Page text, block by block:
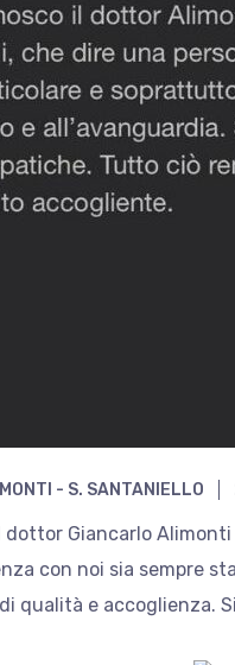
- S. SANTANIELLO
Giancarlo
con noi sia sempre
qualità e accoglienza.